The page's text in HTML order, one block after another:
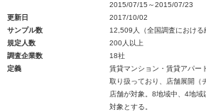
2015/07/15～2015/07/23
更新日
2017/10/02
サンプル数
12,509人（全国調査における
規定人数
200人以上
調査企業数
18社
定義
賃貸マンション・賃貸アパー
取り扱っており、店舗展開（
店舗が対象。8地域中、4地
対象とする。